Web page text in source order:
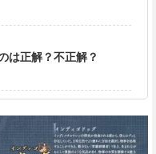
は正解？不正解？